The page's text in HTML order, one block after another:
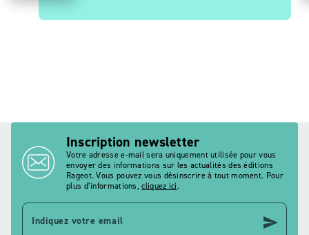
Inscription newsletter
Votre adresse e-mail sera uniquement utilisée pour vous
envoyer des informations sur les actualités des éditions
Rageot. Vous pouvez vous désinscrire à tout moment. Pour
plus d’informations,cliquez ici.
Indiquez votre email send